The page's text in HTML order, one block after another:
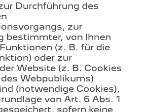
Durchführung des
zur
bestimmter, von Ihnen
(z. B. für die
oder zur
Website (z. B. Cookies
Webpublikums)
(notwendige Cookies),
von Art. 6 Abs. 1
sofern keine